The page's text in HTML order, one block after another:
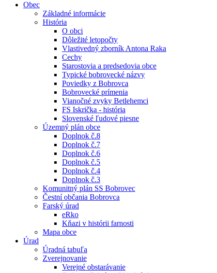
Obec
Základné informácie
História
O obci
Dôležité letopočty
Vlastivedný zborník Antona Raka
Cechy
Starostovia a predsedovia obce
Typické bobrovecké názvy
Poviedky z Bobrovca
Bobrovecké prímenia
Vianočné zvyky Betlehemci
FS Iskrička - história
Slovenské ľudové piesne
Územný plán obce
Doplnok č.8
Doplnok č.7
Doplnok č.6
Doplnok č.5
Doplnok č.4
Doplnok č.3
Komunitný plán SS Bobrovec
Čestní občania Bobrovca
Farský úrad
eRko
Kňazi v histórii farnosti
Mapa obce
Úrad
Úradná tabuľa
Zverejnovanie
Verejné obstarávanie